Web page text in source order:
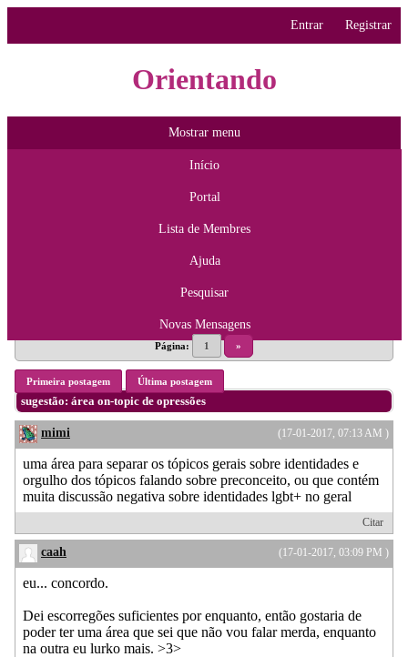
Entrar Registrar
Orientando
Mostrar menu
Início
Portal
Lista de Membres
Ajuda
Pesquisar
Novas Mensagens
Página: 1 »
Primeira postagem Última postagem
sugestão: área on-topic de opressões
(17-01-2017, 07:13 AM )
mimi
uma área para separar os tópicos gerais sobre identidades e
orgulho dos tópicos falando sobre preconceito, ou que contém
muita discussão negativa sobre identidades lgbt+ no geral
Citar
(17-01-2017, 03:09 PM )
caah
eu... concordo.
Dei escorregões suficientes por enquanto, então gostaria de
poder ter uma área que sei que não vou falar merda, enquanto
na outra eu lurko mais. >3>